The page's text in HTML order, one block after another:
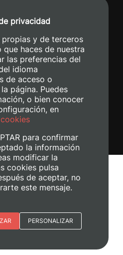
620 04 00 50
Aviso legal
de cookies
cookies
privacidad
y de terceros
que haces de nuestra
las preferencias del
idioma
de acceso o
página. Puedes
o bien conocer
en
para confirmar
la información
modificar la
cookies pulsa
de aceptar, no
este mensaje.
PERSONALIZAR